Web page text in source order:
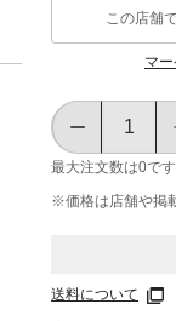
この店舗
マ
最大注文数は0です
※価格は​店舗や​掲
送料について